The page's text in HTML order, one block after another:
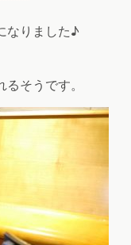
なりました♪
そうです。